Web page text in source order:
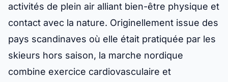
activités de plein air alliant bien-être physique et
contact avec la nature. Originellement issue des
pays scandinaves où elle était pratiquée par les
skieurs hors saison, la marche nordique
combine exercice cardiovasculaire et